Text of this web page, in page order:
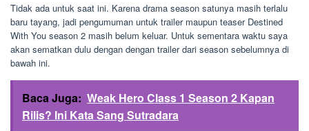
Tidak ada untuk saat ini. Karena drama season satunya masih terlalu
baru tayang, jadi pengumuman untuk trailer maupun teaser Destined
With You season 2 masih belum keluar. Untuk sementara waktu saya
akan sematkan dulu dengan dengan trailer dari season sebelumnya di
bawah ini.
Baca Juga: Weak Hero Class 1 Season 2 Kapan
Rilis? Ini Kata Sang Sutradara